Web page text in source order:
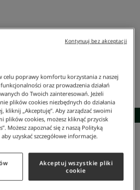
STYLIZACJĘ
celu poprawy komfortu korzystania z naszej
oraz prowadzenia działań
do Twoich zainteresowań. Jeżeli
plików cookies niezbędnych do działania
kliknij „Akceptuję”. Aby zarządzać swoimi
plików cookies, możesz kliknąć przycisk
Możesz zapoznać się z naszą Polityką
uzyskać szczegółowe informacje.
Akceptuj wszystkie pliki
cookie
Kontynuuj bez akceptacji